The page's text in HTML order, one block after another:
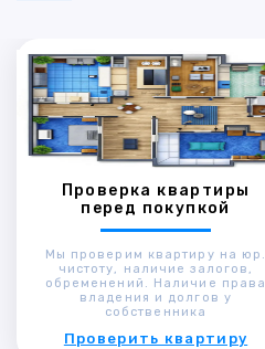
Проверка квартиры
перед покупкой
Мы проверим квартиру на юр.
чистоту, наличие залогов,
обременений. Наличие права
владения и долгов у
собственника
Проверить квартиру